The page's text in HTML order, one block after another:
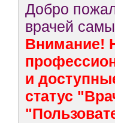
Добро
врачей
Внимание!
и
статус